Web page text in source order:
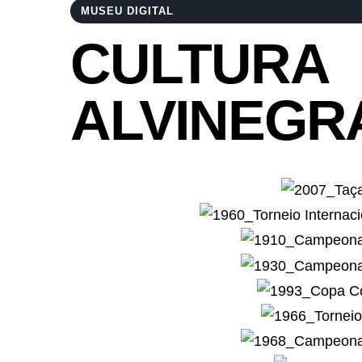
MUSEU DIGITAL
CULTURA